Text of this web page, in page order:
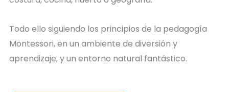
Todo ello siguiendo los principios de la pedagogía
Montessori, en un ambiente de diversión y
aprendizaje, y un entorno natural fantástico.